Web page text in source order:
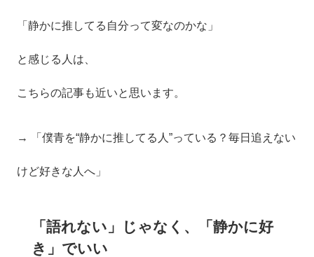
「静かに推してる自分って変なのかな」
と感じる人は、
こちらの記事も近いと思います。
→ 「僕青を“静かに推してる人”っている？毎日追えない
けど好きな人へ」
「語れない」じゃなく、「静かに好
き」でいい